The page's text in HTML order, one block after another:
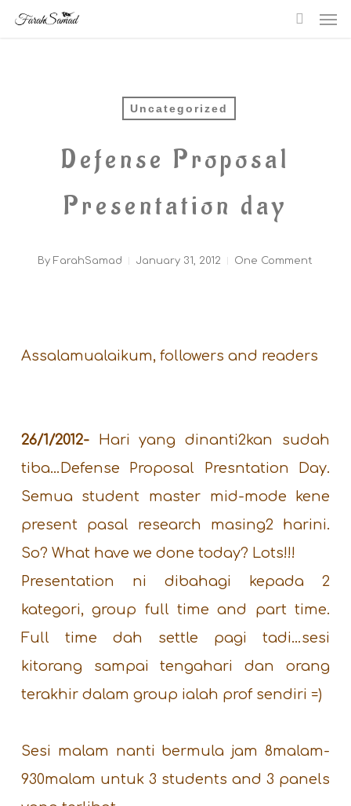
Skip
Uncategorized
Defense Proposal
Presentation day
By FarahSamad January 31, 2012 One Comment
Assalamualaikum, followers and readers
26/1/2012- Hari yang dinanti2kan sudah
tiba…Defense Proposal Presntation Day.
Semua student master mid-mode kene
present pasal research masing2 harini.
So? What have we done today? Lots!!!
Presentation ni dibahagi kepada 2
kategori, group full time and part time.
Full time dah settle pagi tadi…sesi
kitorang sampai tengahari dan orang
terakhir dalam group ialah prof sendiri =)
Sesi malam nanti bermula jam 8malam-
930malam untuk 3 students and 3 panels